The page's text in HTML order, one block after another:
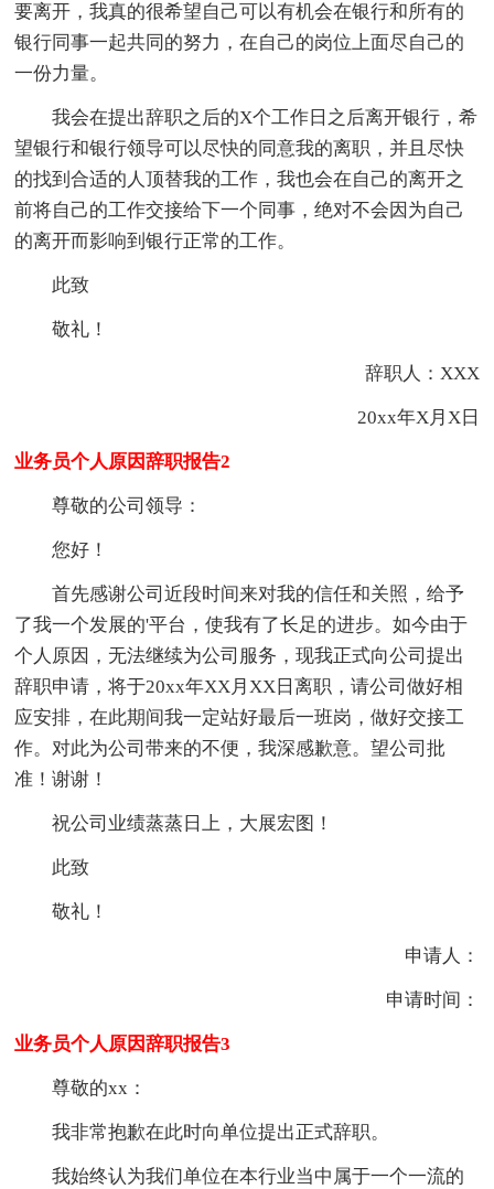
要离开，我真的很希望自己可以有机会在银行和所有的
银行同事一起共同的努力，在自己的岗位上面尽自己的
一份力量。
我会在提出辞职之后的X个工作日之后离开银行，希
望银行和银行领导可以尽快的同意我的离职，并且尽快
的找到合适的人顶替我的工作，我也会在自己的离开之
前将自己的工作交接给下一个同事，绝对不会因为自己
的离开而影响到银行正常的工作。
此致
敬礼！
辞职人：XXX
20xx年X月X日
业务员个人原因辞职报告2
尊敬的公司领导：
您好！
首先感谢公司近段时间来对我的信任和关照，给予
了我一个发展的'平台，使我有了长足的进步。如今由于
个人原因，无法继续为公司服务，现我正式向公司提出
辞职申请，将于20xx年XX月XX日离职，请公司做好相
应安排，在此期间我一定站好最后一班岗，做好交接工
作。对此为公司带来的不便，我深感歉意。望公司批
准！谢谢！
祝公司业绩蒸蒸日上，大展宏图！
此致
敬礼！
申请人：
申请时间：
业务员个人原因辞职报告3
尊敬的xx：
我非常抱歉在此时向单位提出正式辞职。
我始终认为我们单位在本行业当中属于一个一流的